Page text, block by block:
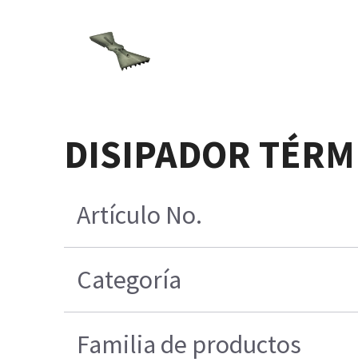
DISIPADOR
Artículo No.
Categoría
Familia de productos